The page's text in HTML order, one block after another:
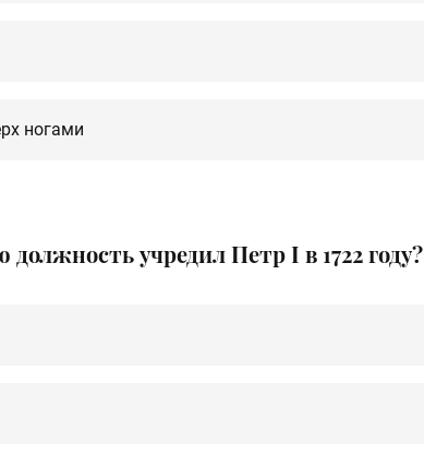
ногами
должность учредил Петр I в 1722 году?